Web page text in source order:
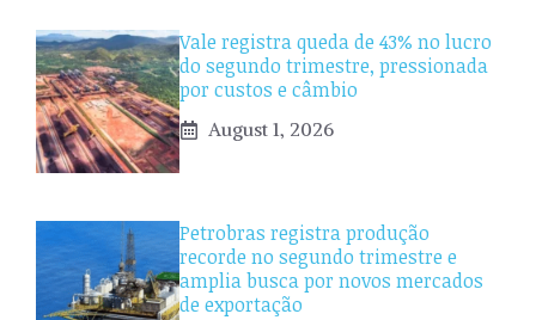
Vale registra queda de 43% no lucro
do segundo trimestre, pressionada
por custos e câmbio
August 1, 2026
Petrobras registra produção
recorde no segundo trimestre e
amplia busca por novos mercados
de exportação